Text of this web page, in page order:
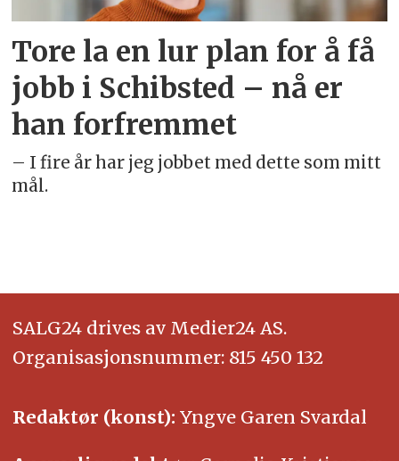
Tore la en lur plan for å få
jobb i Schibsted – nå er
han forfremmet
– I fire år har jeg jobbet med dette som mitt
mål.
SALG24 drives av Medier24 AS.
Organisasjonsnummer: 815 450 132
Redaktør (konst): Yngve Garen Svardal